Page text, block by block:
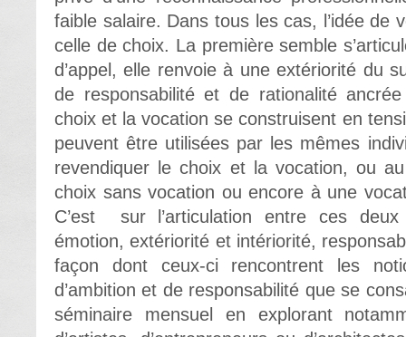
faible salaire. Dans tous les cas, l’idée de
celle de choix. La première semble
d’appel, elle renvoie à une extériorité du
de responsabilité et de rationalité
choix et la vocation se construisent en
peuvent être utilisées par les mêmes
revendiquer le choix et la vocation, ou
choix sans vocation ou encore à une
C’est sur l’articulation entre ces
émotion, extériorité et intériorité,
façon dont ceux-ci rencontrent les
d’ambition et de responsabilité que se
séminaire mensuel en explorant